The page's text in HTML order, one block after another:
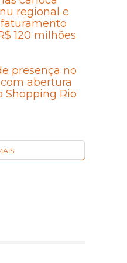
regional e
120 milhões
presença no
abertura
Shopping Rio